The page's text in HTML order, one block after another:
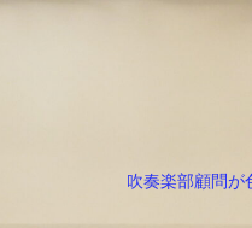
吹奏楽部顧問が